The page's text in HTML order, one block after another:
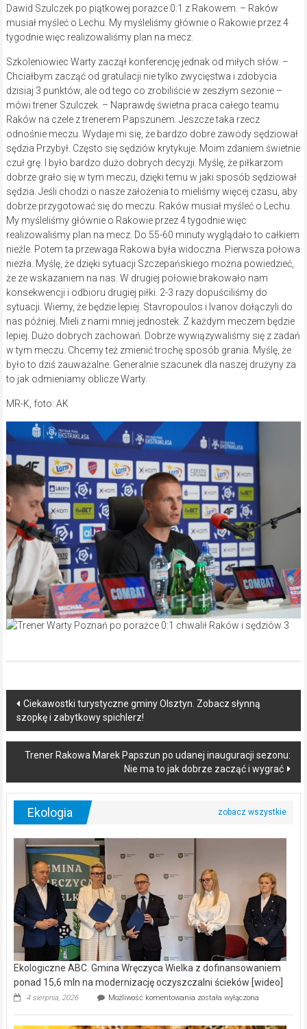
Dawid Szulczek po piątkowej porażce 0:1 z Rakowem. – Raków
musiał myśleć o Lechu. My myśleliśmy głównie o Rakowie przez 4
tygodnie więc realizowaliśmy plan na mecz.
Szkoleniowiec Warty zaczął konferencję jednak od miłych słów. –
Chciałbym zacząć od gratulacji nie tylko zwycięstwa i zdobycia
dzisiaj 3 punktów, ale od tego co zrobiliście w zeszłym sezonie –
mówi trener Szulczek. – Naprawdę świetna praca całego teamu
Raków na czele z trenerem Papszunem. Jeszcze taka rzecz
odnośnie meczu. Wydaje mi się, że bardzo dobre zawody sędziował
sędzia Przybył. Często się sędziów krytykuje. Moim zdaniem świetnie
czuł grę. I było bardzo dużo dobrych decyzji. Myślę, że piłkarzom
dobrze grało się w tym meczu, dzięki temu w jaki sposób sędziował
sędzia. Jeśli chodzi o nasze założenia to mieliśmy więcej czasu, aby
dobrze przygotować się do meczu. Raków musiał myśleć o Lechu.
My myśleliśmy głównie o Rakowie przez 4 tygodnie więc
realizowaliśmy plan na mecz. Do 55-60 minuty wyglądało to całkiem
nieźle. Potem ta przewaga Rakowa była widoczna. Pierwsza połowa
niezła. Myślę, że dzięki sytuacji Szczepańskiego można powiedzieć,
że ze wskazaniem na nas. W drugiej połowie brakowało nam
konsekwencji i odbioru drugiej piłki. 2-3 razy dopuściliśmy do
sytuacji. Wiemy, że będzie lepiej. Stavropoulos i Ivanov dołączyli do
nas później. Mieli z nami mniej jednostek. Z każdym meczem będzie
lepiej. Dużo dobrych zachowań. Dobrze wywiązywaliśmy się z zadań
w tym meczu. Chcemy też zmienić trochę sposób grania. Myślę, że
było to dziś zauważalne. Generalnie szacunek dla naszej drużyny za
to jak odmieniamy oblicze Warty.
MR-K, foto: AK
Post
navigation
Ciekawostki turystyczne gminy Olsztyn. Zobacz słynną
szopkę i zabytkowy spichlerz!
Trener Rakowa Marek Papszun po udanej inauguracji sezonu:
Nie ma to jak dobrze zacząć i wygrać
Ekologia
Ekologiczne ABC. Gmina Wręczyca Wielka z dofinansowaniem
ponad 15,6 mln na modernizację oczyszczalni ścieków [wideo]
4 sierpnia, 2026 Możliwość komentowania Ekologiczne
została wyłączona